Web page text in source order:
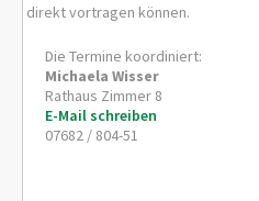
direkt vortragen können.
Die Termine koordiniert:
Michaela Wisser
Rathaus Zimmer 8
E-Mail schreiben
07682 / 804-51